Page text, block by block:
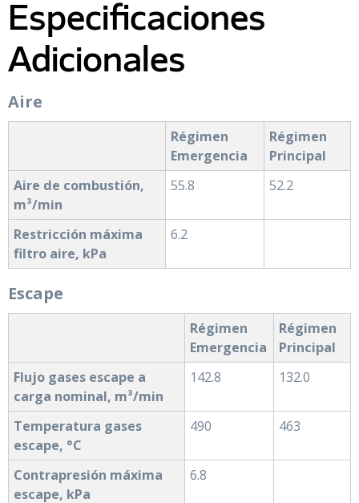
Especificaciones
Adicionales
Aire
Régimen
Emergencia
Régimen
Principal
Aire de combustión,
m³/min
55.8 52.2
Restricción máxima
filtro aire, kPa
6.2
Escape
Régimen
Emergencia
Régimen
Principal
Flujo gases escape a
carga nominal, m³/min
142.8 132.0
Temperatura gases
escape, °C
490 463
Contrapresión máxima
escape, kPa
6.8